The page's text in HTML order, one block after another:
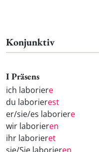
Konjunktiv
I Präsens
ich laboriere
du laborierest
er/sie/es laboriere
wir laborieren
ihr laborieret